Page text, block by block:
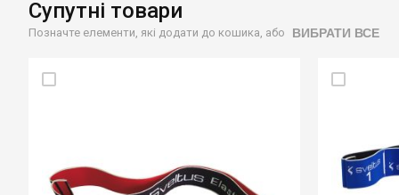
Супутні товари
Позначте елементи, які додати до кошика, або ВИБРАТИ ВСЕ